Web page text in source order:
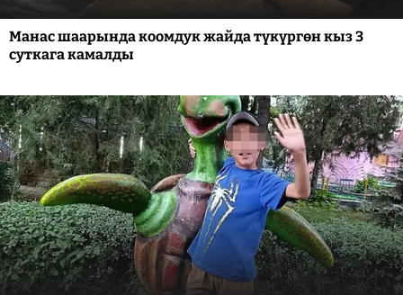
Манас шаарында коомдук жайда түкүргөн кыз 3
суткага камалды